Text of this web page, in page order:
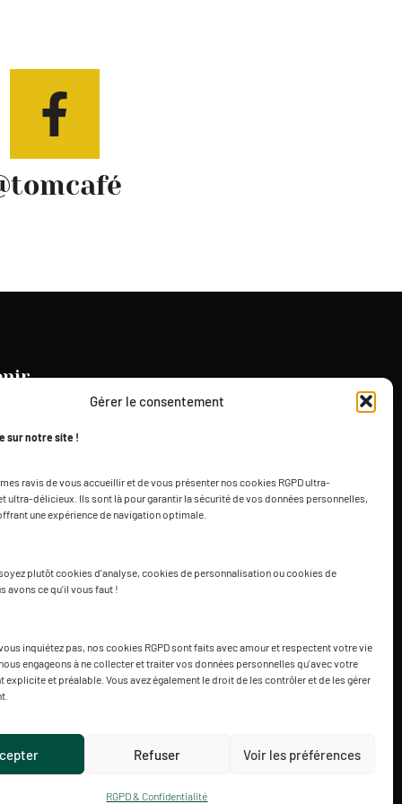
Gérer le consentement
sur notre site !
ravis de vous accueillir et de vous présenter nos cookies RGPD ultra-
ultra-délicieux. Ils sont là pour garantir la sécurité de vos données personnelles,
une expérience de navigation optimale.
plutôt cookies d'analyse, cookies de personnalisation ou cookies de
avons ce qu'il vous faut !
inquiétez pas, nos cookies RGPD sont faits avec amour et respectent votre vie
engageons à ne collecter et traiter vos données personnelles qu'avec votre
explicite et préalable. Vous avez également le droit de les contrôler et de les gérer
Refuser Voir les préférences
RGPD & Confidentialité
Cliquez pour accepter les cookies marketing
• Finistère